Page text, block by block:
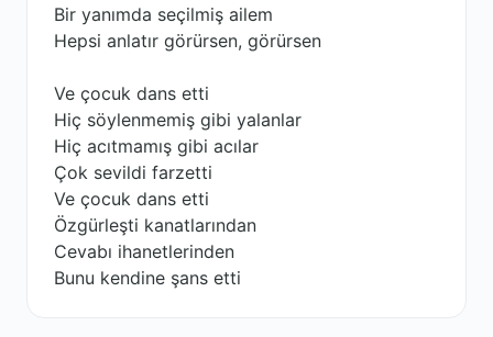
Bir yanımda seçilmiş ailem
Hepsi anlatır görürsen, görürsen
Ve çocuk dans etti
Hiç söylenmemiş gibi yalanlar
Hiç acıtmamış gibi acılar
Çok sevildi farzetti
Ve çocuk dans etti
Özgürleşti kanatlarından
Cevabı ihanetlerinden
Bunu kendine şans etti